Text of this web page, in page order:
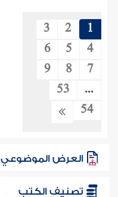
1
2
3
4
5
6
7
8
9
...
53
54
العرض الموضوعي
تصنيف الكتب